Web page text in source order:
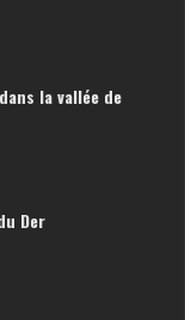
la vallée de
Der